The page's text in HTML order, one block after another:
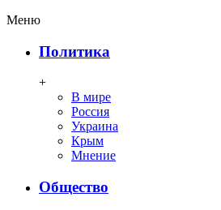
Меню
Политика
+
В мире
Россия
Украина
Крым
Мнение
Общество